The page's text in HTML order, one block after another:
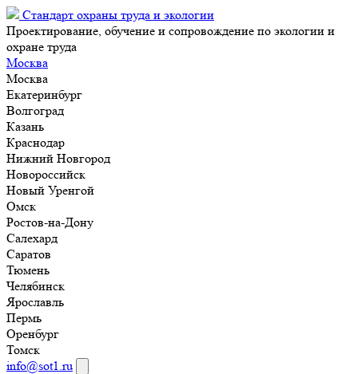
Стандарт охраны труда и экологии
Проектирование, обучение и сопровождение по экологии и
охране труда
Москва
Москва
Екатеринбург
Волгоград
Казань
Краснодар
Нижний Новгород
Новороссийск
Новый Уренгой
Омск
Ростов-на-Дону
Салехард
Саратов
Тюмень
Челябинск
Ярославль
Пермь
Оренбург
Томск
info@sot1.ru